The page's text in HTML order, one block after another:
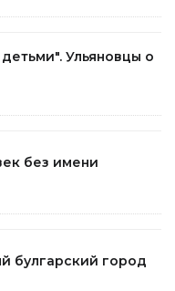
Ульяновцы о
без имени
булгарский город